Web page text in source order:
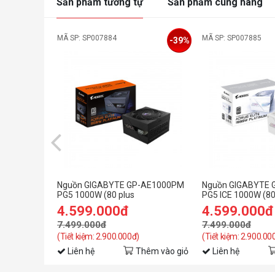
MÃ SP: SP007884
Nguồn GIGABYTE GP-AE1000PM
PG5 1000W (80 plus
Platinum/Màu Đen)
4.599.000đ
7.499.000đ
(Tiết kiệm: 2.900.000đ)
-39%
Liên hệ Thêm vào giỏ
MÃ SP: SP007885
Nguồn GIGABYTE
PG5 ICE 1000W
Platinum/Màu
4.599.000đ
7.499.000đ
(Tiết kiệm:
Liên hệ